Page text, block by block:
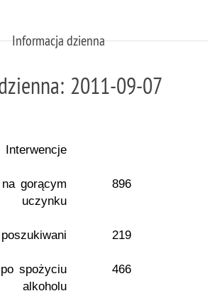
Informacja dzienna
2011-09-07
Interwencje
gorącym
uczynku
896
219
spożyciu
alkoholu
466